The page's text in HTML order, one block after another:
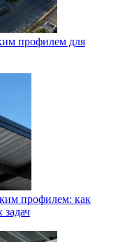
профилем для
профилем: как
задач